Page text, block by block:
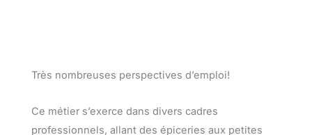
Très nombreuses perspectives d’emploi!
Ce métier s’exerce dans divers cadres
professionnels, allant des épiceries aux petites